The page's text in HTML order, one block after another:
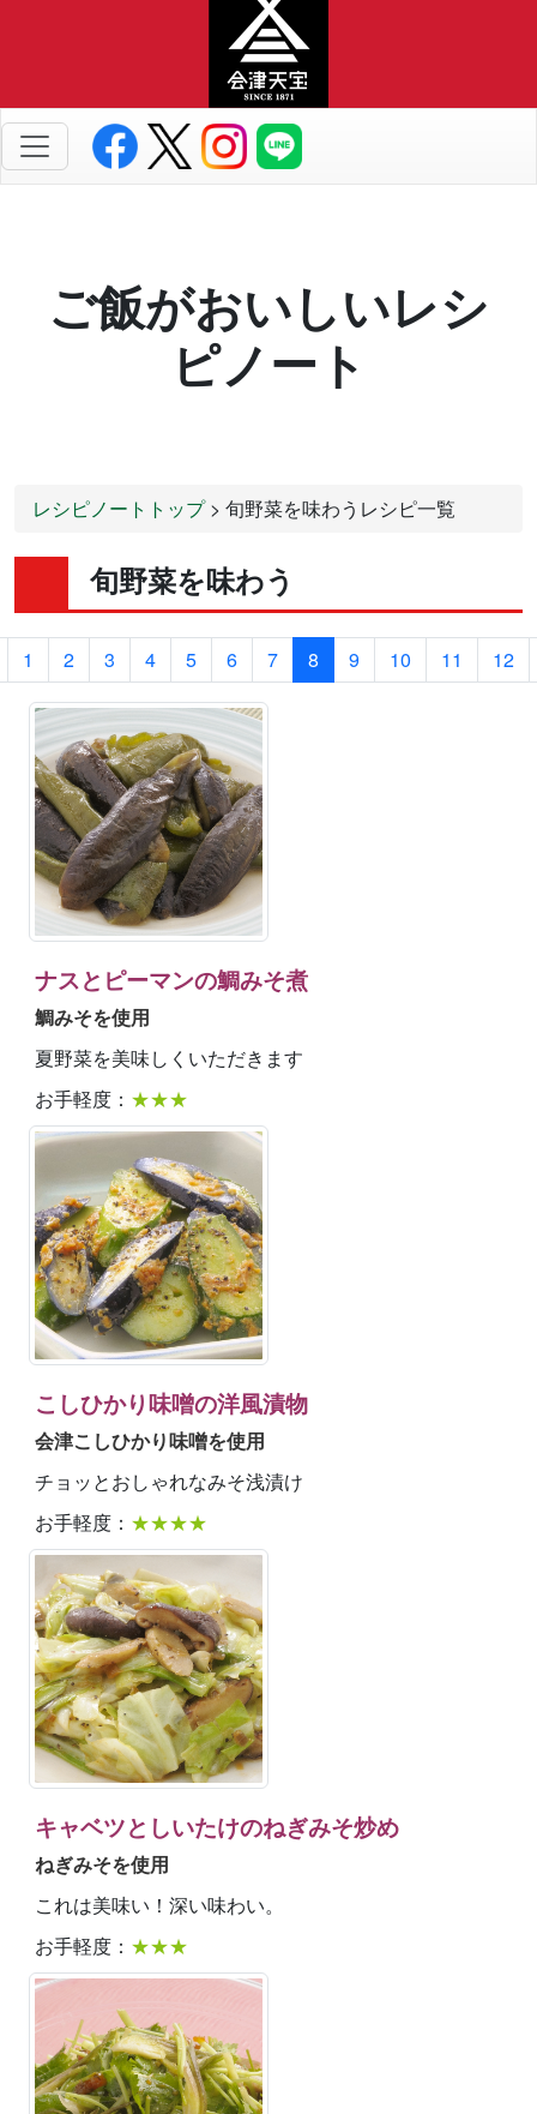
ご飯がおいしいレシ
ピノート
レシピノートトップ> 旬野菜を味わうレシピ一覧
旬野菜を味わう
1 2 3 4 5 6 7 8 9 10 11 12
ナスとピーマンの鯛みそ煮
鯛みそを使用
夏野菜を美味しくいただきます
お手軽度： ★★★
こしひかり味噌の洋風漬物
会津こしひかり味噌を使用
チョッとおしゃれなみそ浅漬け
お手軽度： ★★★★
キャベツとしいたけのねぎみそ炒め
ねぎみそを使用
これは美味い！深い味わい。
お手軽度： ★★★